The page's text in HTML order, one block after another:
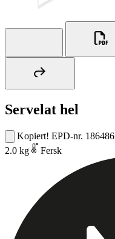
Servelat hel
Kopiert! EPD-nr. 186486
2.0 kg
Fersk